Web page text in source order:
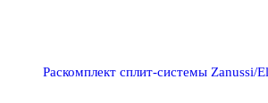
Раскомплект сплит-системы Zanussi/